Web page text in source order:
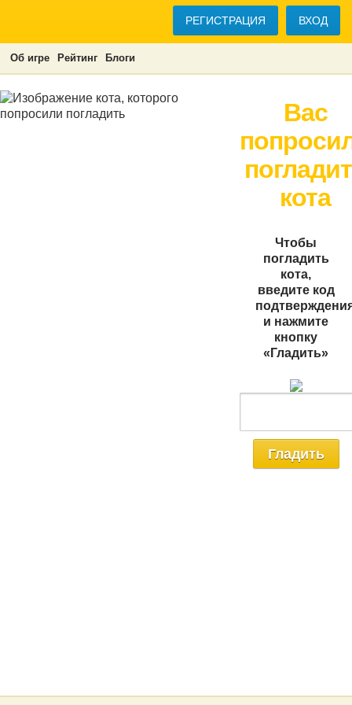
РЕГИСТРАЦИЯ ВХОД
Об игре Рейтинг Блоги
Вас
кота
Чтобы
погладить
кота,
введите код
и нажмите
кнопку
«Гладить»